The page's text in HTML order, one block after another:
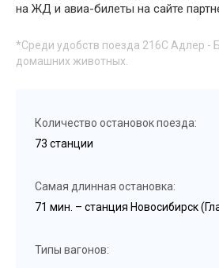
на ЖД и авиа-билеты на сайте
*Среди удобств поезда 216С Адлер -
домашних животных.
Количество остановок поезда:
73 станции
Самая длинная остановка:
71 мин. – станция Новосибирск
Типы вагонов: